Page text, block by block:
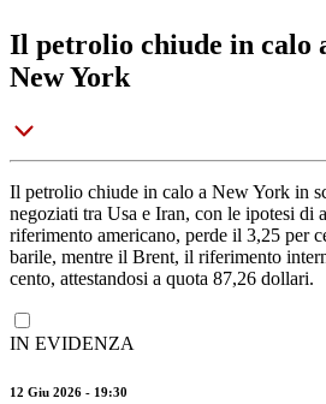
Il petrolio chiude in calo
New York
Il petrolio chiude in calo a New York in
negoziati tra Usa e Iran, con le ipotesi di
riferimento americano, perde il 3,25 per
barile, mentre il Brent, il riferimento
cento, attestandosi a quota 87,26 dollari.
IN EVIDENZA
12 Giu 2026 - 19:30